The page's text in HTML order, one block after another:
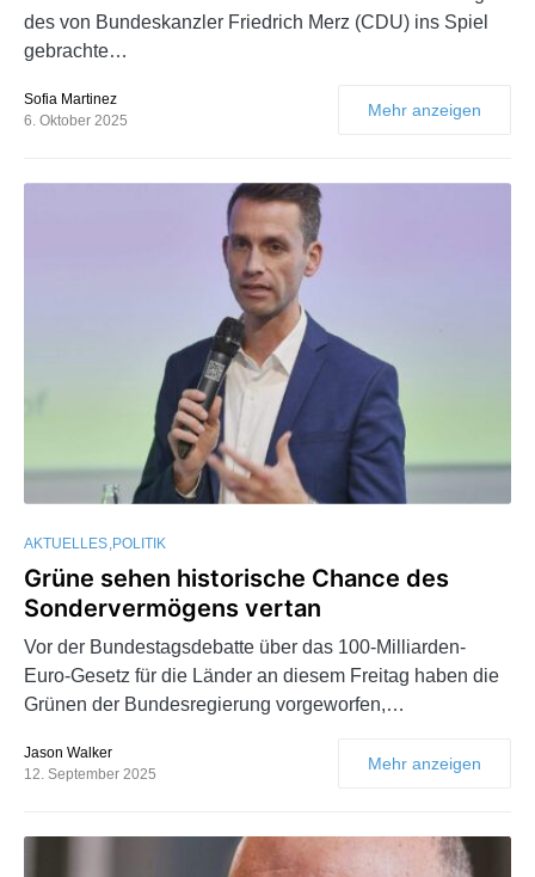
des von Bundeskanzler Friedrich Merz (CDU) ins Spiel
gebrachte…
Sofia Martinez
6. Oktober 2025
Mehr anzeigen
AKTUELLES POLITIK
Grüne sehen historische Chance des
Sondervermögens vertan
Vor der Bundestagsdebatte über das 100-Milliarden-
Euro-Gesetz für die Länder an diesem Freitag haben die
Grünen der Bundesregierung vorgeworfen,…
Jason Walker
12. September 2025
Mehr anzeigen